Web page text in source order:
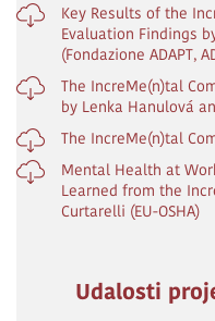
Key Results of the
Evaluation Findings
(Fondazione ADAPT,
The IncreMe(n)tal
by Lenka Hanulová
The IncreMe(n)tal
Mental Health at
Learned from the
Curtarelli (EU-OSHA)
Udalosti